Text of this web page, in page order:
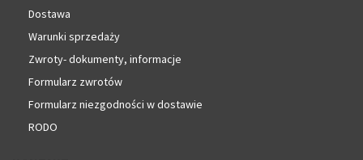
Dostawa
Warunki sprzedaży
Zwroty- dokumenty, informacje
Formularz zwrotów
Formularz niezgodności w dostawie
RODO